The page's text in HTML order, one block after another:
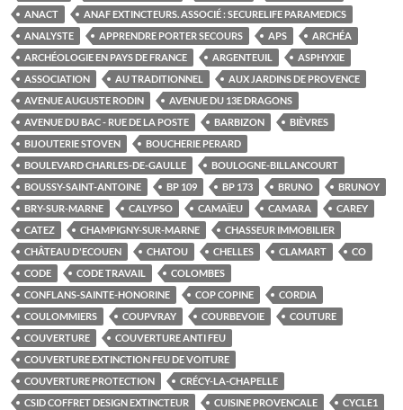
ANACT
ANAF EXTINCTEURS. ASSOCIÉ : SECURELIFE PARAMEDICS
ANALYSTE
APPRENDRE PORTER SECOURS APS
ARCHÉA
ARCHÉOLOGIE EN PAYS DE FRANCE
ARGENTEUIL
ASPHYXIE
ASSOCIATION
AU TRADITIONNEL
AUX JARDINS DE PROVENCE
AVENUE AUGUSTE RODIN
AVENUE DU 13E DRAGONS
AVENUE DU BAC - RUE DE LA POSTE
BARBIZON
BIÈVRES
BIJOUTERIE STOVEN
BOUCHERIE PERARD
BOULEVARD CHARLES-DE-GAULLE
BOULOGNE-BILLANCOURT
BOUSSY-SAINT-ANTOINE
BP 109 BP 173 BRUNO
BRUNOY
BRY-SUR-MARNE
CALYPSO CAMAÏEU CAMARA
CAREY
CATEZ
CHAMPIGNY-SUR-MARNE
CHASSEUR IMMOBILIER
CHÂTEAU D'ECOUEN
CHATOU CHELLES CLAMART
CO
CODE
CODE TRAVAIL
COLOMBES
CONFLANS-SAINTE-HONORINE
COP COPINE
CORDIA
COULOMMIERS
COUPVRAY COURBEVOIE
COUTURE
COUVERTURE
COUVERTURE ANTI FEU
COUVERTURE EXTINCTION FEU DE VOITURE
COUVERTURE PROTECTION
CRÉCY-LA-CHAPELLE
CSID COFFRET DESIGN EXTINCTEUR
CUISINE PROVENCALE
CYCLE1